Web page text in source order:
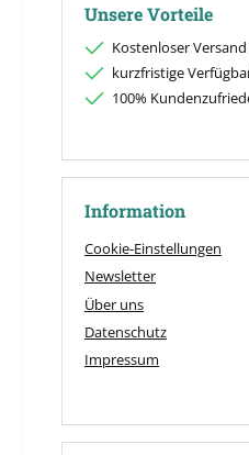
Unsere Vorteile
Kostenloser
kurzfristige
100%
Information
Cookie-Einstellungen
Newsletter
Über uns
Datenschutz
Impressum